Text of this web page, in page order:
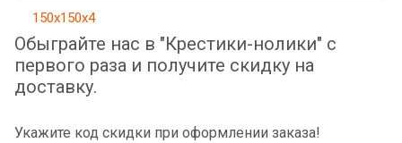
Обыграйте нас в "Крестики-нолики" с
первого раза и получите скидку на
доставку.
Укажите код скидки при оформлении заказа!